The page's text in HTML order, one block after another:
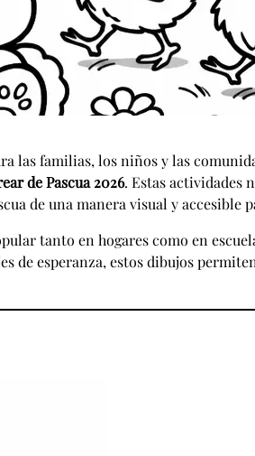
las familias, los niños y las
de Pascua 2026. Estas actividades
de una manera visual y accesible
tanto en hogares como en
de esperanza, estos dibujos